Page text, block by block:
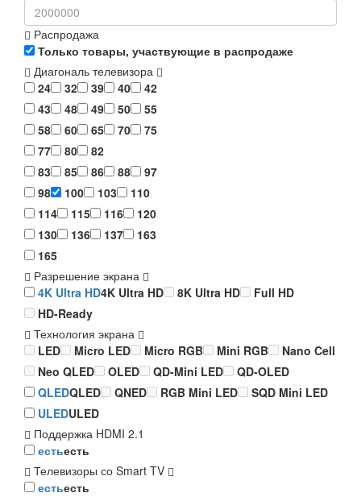
Распродажа
Только товары, участвующие в распродаже
Диагональ телевизора
24
32 39 40
42
43
48 49 50
55
58
60 65 70
75
77
80
82
83
85 86 88
97
98
100 103
110
114
115 116
120
130
136 137
163
165
Разрешение экрана
4K Ultra HD4K Ultra HD 8K Ultra HD
Full HD
HD-Ready
Технология экрана
LED
Micro LED Micro RGB Mini RGB
Nano Cell
Neo QLED
OLED QD-Mini LED
QD-OLED
QLEDQLED QNED RGB Mini LED
SQD Mini LED
ULEDULED
Поддержка HDMI 2.1
естьесть
Телевизоры со Smart TV
естьесть